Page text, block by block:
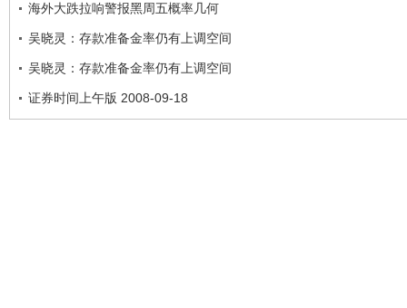
海外大跌拉响警报黑周五概率几何
吴晓灵：存款准备金率仍有上调空间
吴晓灵：存款准备金率仍有上调空间
证券时间上午版 2008-09-18